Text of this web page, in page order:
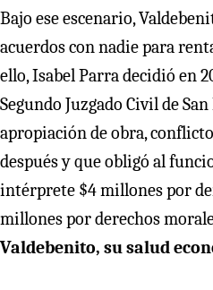
Bajo ese escenario,
acuerdos con nadie para
ello, Isabel Parra decidió en
Segundo Juzgado Civil de
apropiación de obra,
después y que obligó al
intérprete $4 millones por
millones por derechos
Valdebenito, su salud